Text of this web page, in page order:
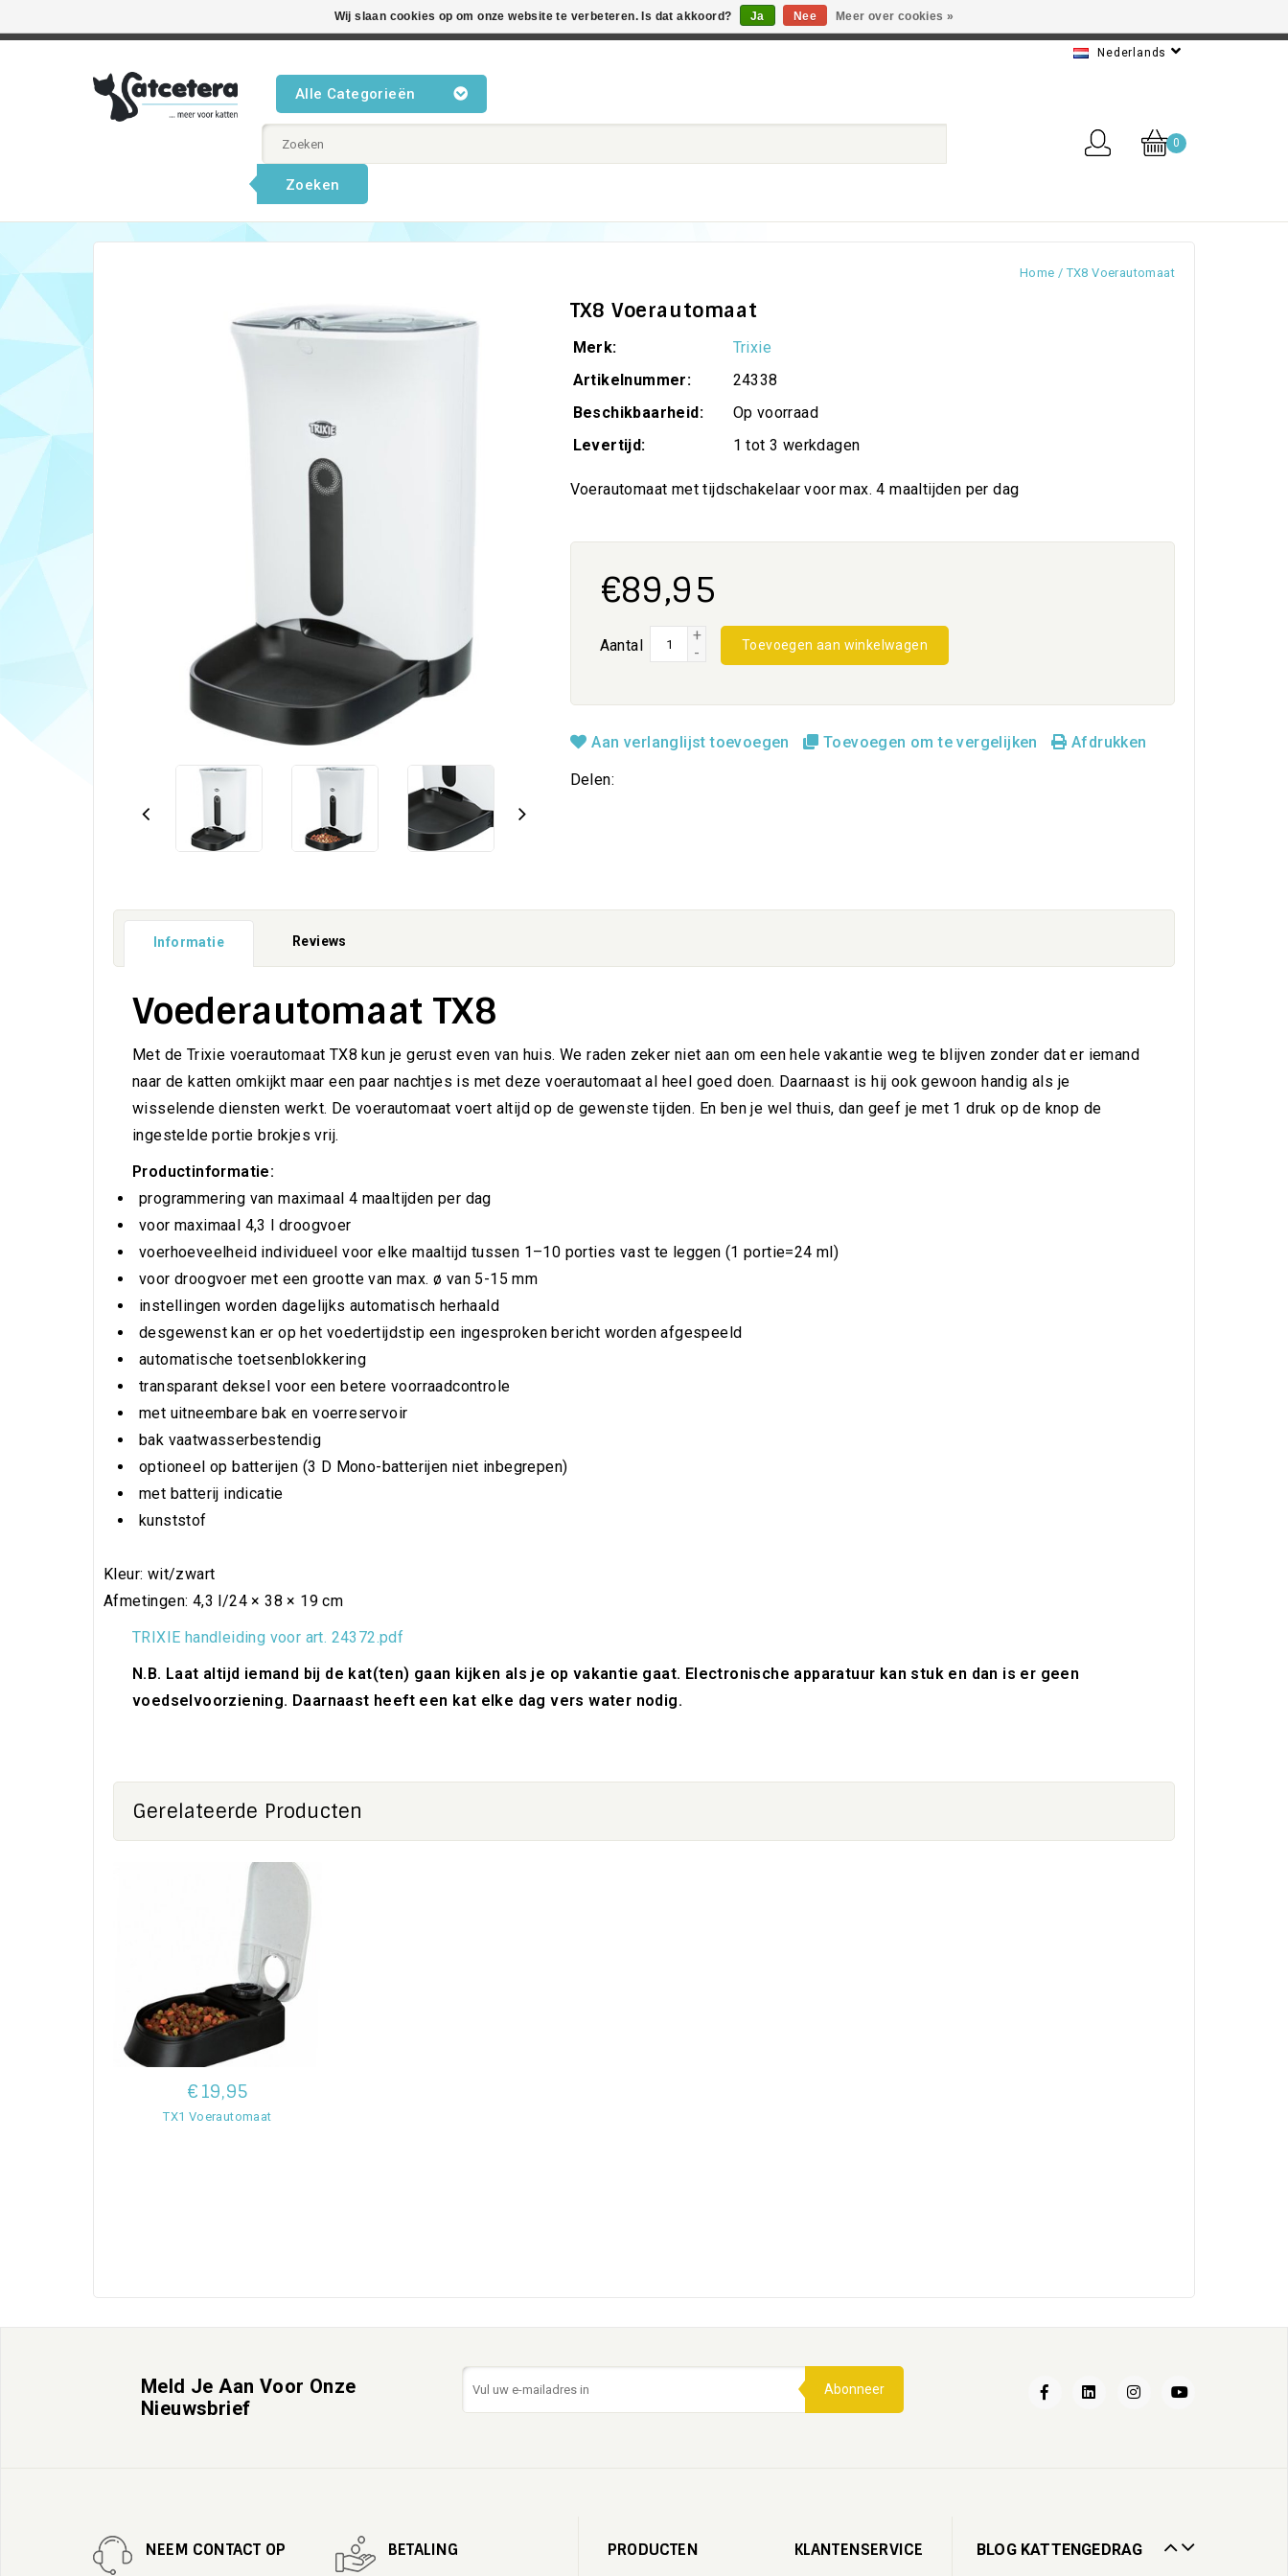
Nederlands
Alle Categorieën
0
Zoeken
Home /TX8 Voerautomaat
TX8 Voerautomaat
Merk:
Trixie
Artikelnummer:
24338
Beschikbaarheid:
Op voorraad
Levertijd:
1 tot 3 werkdagen
Voerautomaat met tijdschakelaar voor max. 4 maaltijden per dag
€89,95
Aantal
+
-
Toevoegen aan winkelwagen
Aan verlanglijst toevoegen Toevoegen om te vergelijken Afdrukken
Delen:
Informatie Reviews
Voederautomaat TX8
Met de Trixie voerautomaat TX8 kun je gerust even van huis. We raden zeker niet aan om een hele vakantie weg te blijven zonder dat er iemand
naar de katten omkijkt maar een paar nachtjes is met deze voerautomaat al heel goed doen. Daarnaast is hij ook gewoon handig als je
wisselende diensten werkt. De voerautomaat voert altijd op de gewenste tijden. En ben je wel thuis, dan geef je met 1 druk op de knop de
ingestelde portie brokjes vrij.
Productinformatie:
programmering van maximaal 4 maaltijden per dag
voor maximaal 4,3 l droogvoer
voerhoeveelheid individueel voor elke maaltijd tussen 1–10 porties vast te leggen (1 portie=24 ml)
voor droogvoer met een grootte van max. ø van 5-15 mm
instellingen worden dagelijks automatisch herhaald
desgewenst kan er op het voedertijdstip een ingesproken bericht worden afgespeeld
automatische toetsenblokkering
transparant deksel voor een betere voorraadcontrole
met uitneembare bak en voerreservoir
bak vaatwasserbestendig
optioneel op batterijen (3 D Mono-batterijen niet inbegrepen)
met batterij indicatie
kunststof
Kleur: wit/zwart
Afmetingen: 4,3 l/24 × 38 × 19 cm
TRIXIE handleiding voor art. 24372.pdf
N.B. Laat altijd iemand bij de kat(ten) gaan kijken als je op vakantie gaat. Electronische apparatuur kan stuk en dan is er geen
voedselvoorziening. Daarnaast heeft een kat elke dag vers water nodig.
Gerelateerde Producten
€19,95
TX1 Voerautomaat
Meld Je Aan Voor Onze
Nieuwsbrief
Abonneer
NEEM CONTACT OP BETALING PRODUCTEN KLANTENSERVICE BLOG KATTENGEDRAG
Katten en water
Wij slaan cookies op om onze website te verbeteren. Is dat akkoord? Ja Nee Meer over cookies »
Beste producten voor katten • Kennis van kattengedrag • Snelle levering • Beste service